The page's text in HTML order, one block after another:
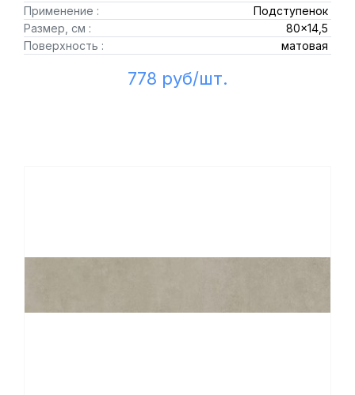
Применение :
Подступенок
Размер, см :
80x14,5
Поверхность :
матовая
778 руб/шт.